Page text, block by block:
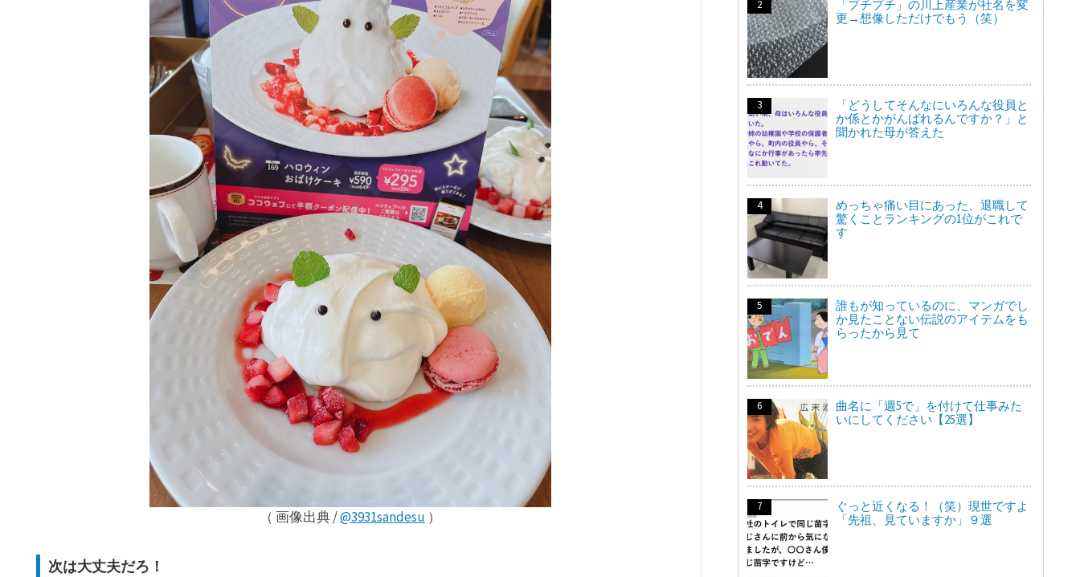
（ 画像出典 /@3931sandesu ）
次は大丈夫だろ！
「プチプチ」の川上産業が社名を変
更→想像しただけでもう（笑）
「どうしてそんなにいろんな役員と
か係とかがんばれるんですか？」と
聞かれた母が答えた
めっちゃ痛い目にあった、退職して
驚くことランキングの1位がこれで
す
誰もが知っているのに、マンガでし
か見たことない伝説のアイテムをも
らったから見て
曲名に「週5で」を付けて仕事みた
いにしてください【25選】
ぐっと近くなる！（笑）現世ですよ
「先祖、見ていますか」９選